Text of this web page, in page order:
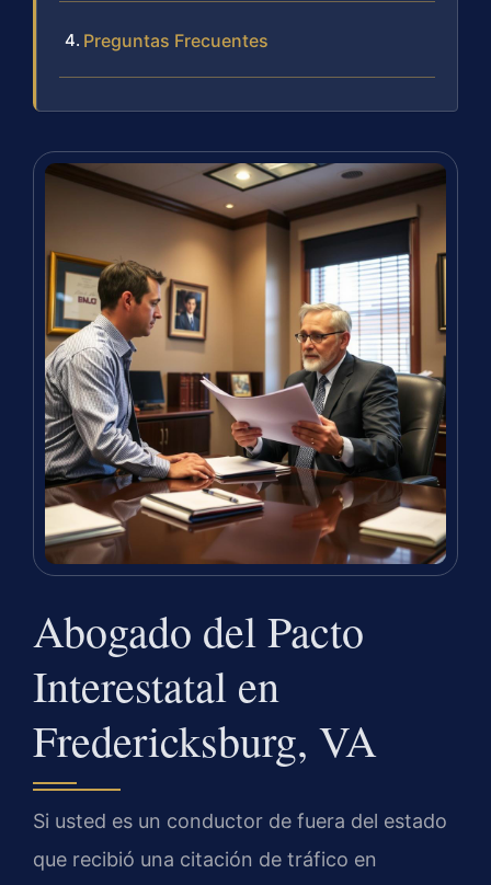
Preguntas Frecuentes
Abogado del Pacto
Interestatal en
Fredericksburg, VA
Si usted es un conductor de fuera del estado
que recibió una citación de tráfico en